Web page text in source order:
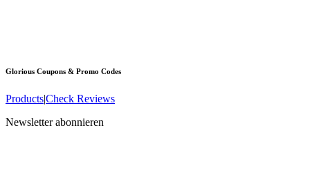
Glorious Coupons & Promo Codes
Products|Check Reviews
Newsletter abonnieren